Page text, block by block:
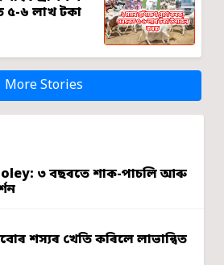
৫-৬ লাখ টকা
More Stories
৩ বছৰতে শাক-পাচলি আৰু
শস্যৰ খেতি কৰিলে লাভান্বিত